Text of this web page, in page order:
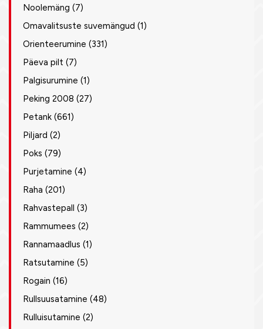
Noolemäng (7)
Omavalitsuste suvemängud (1)
Orienteerumine (331)
Päeva pilt (7)
Palgisurumine (1)
Peking 2008 (27)
Petank (661)
Piljard (2)
Poks (79)
Purjetamine (4)
Raha (201)
Rahvastepall (3)
Rammumees (2)
Rannamaadlus (1)
Ratsutamine (5)
Rogain (16)
Rullsuusatamine (48)
Rulluisutamine (2)